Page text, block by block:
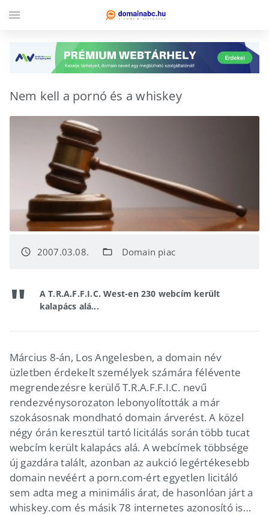
Nem kell a pornó és a whiskey
access_time 2007.03.08. folder_open Domain piac
A T.R.A.F.F.I.C. West-en 230 webcím került
kalapács alá...
Március 8-án, Los Angelesben, a domain név
üzletben érdekelt személyek számára félévente
megrendezésre kerülő T.R.A.F.F.I.C. nevű
rendezvénysorozaton lebonyolították a már
szokásosnak mondható domain árverést. A közel
négy órán keresztül tartó licitálás során több tucat
webcím került kalapács alá. A webcímek többsége
új gazdára talált, azonban az aukció legértékesebb
domain nevéért a porn.com-ért egyetlen licitáló
sem adta meg a minimális árat, de hasonlóan járt a
whiskey.com és másik 78 internetes azonosító is…
menu